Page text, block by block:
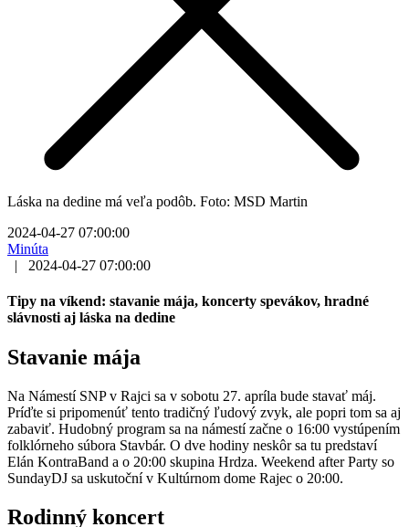
Láska na dedine má veľa podôb. Foto: MSD Martin
2024-04-27 07:00:00
Minúta
|
2024-04-27 07:00:00
Tipy na víkend: stavanie mája, koncerty spevákov, hradné
slávnosti aj láska na dedine
Stavanie mája
Na Námestí SNP v Rajci sa v sobotu 27. apríla bude stavať máj.
Príďte si pripomenúť tento tradičný ľudový zvyk, ale popri tom sa aj
zabaviť. Hudobný program sa na námestí začne o 16:00 vystúpením
folklórneho súbora Stavbár. O dve hodiny neskôr sa tu predstaví
Elán KontraBand a o 20:00 skupina Hrdza. Weekend after Party so
SundayDJ sa uskutoční v Kultúrnom dome Rajec o 20:00.
Rodinný koncert